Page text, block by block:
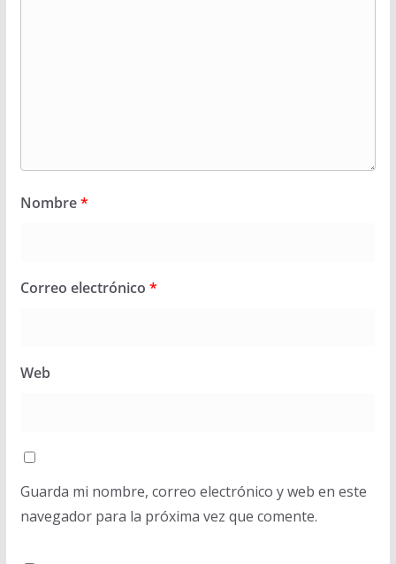
Nombre*
Correo electrónico *
Web
Guarda mi nombre, correo electrónico y web en este
navegador para la próxima vez que comente.